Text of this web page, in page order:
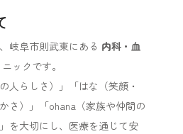
岐阜市則武東にある 内科・血
ックです。
人らしさ）」「はな（笑顔・
さ）」「ohana（家族や仲間の
を大切にし、医療を通じて安